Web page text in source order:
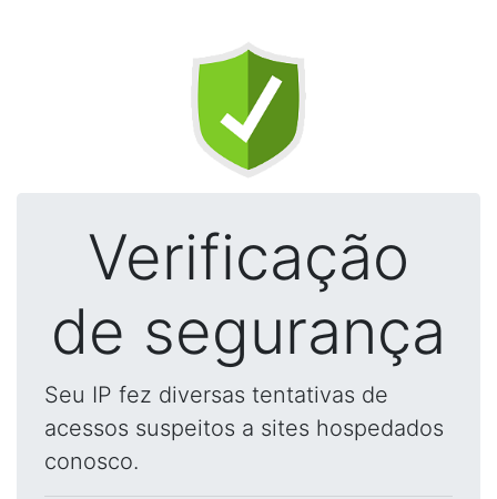
Verificação
de segurança
Seu IP fez diversas tentativas de
acessos suspeitos a sites hospedados
conosco.